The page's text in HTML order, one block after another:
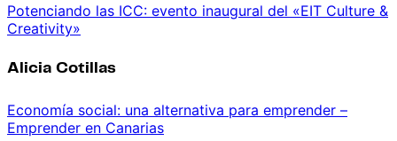
Potenciando las ICC: evento inaugural del «EIT Culture &
Creativity»
Alicia Cotillas
Economía social: una alternativa para emprender –
Emprender en Canarias